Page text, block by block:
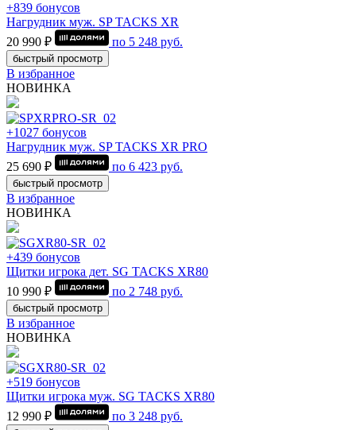
+839 бонусов
Нагрудник муж. SP TACKS XR
20 990 ₽
по 5 248 руб.
быстрый просмотр
В избранное
НОВИНКА
+1027 бонусов
Нагрудник муж. SP TACKS XR PRO
25 690 ₽
по 6 423 руб.
быстрый просмотр
В избранное
НОВИНКА
+439 бонусов
Щитки игрока дет. SG TACKS XR80
10 990 ₽
по 2 748 руб.
быстрый просмотр
В избранное
НОВИНКА
+519 бонусов
Щитки игрока муж. SG TACKS XR80
12 990 ₽
по 3 248 руб.